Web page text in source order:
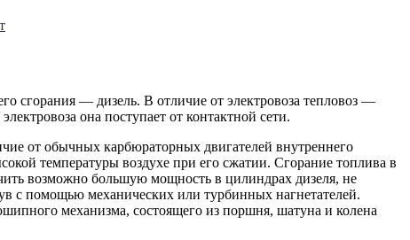
сгорания — дизель. В отличие от электровоза тепловоз —
она поступает от контактной сети.
от обычных карбюраторных двигателей внутреннего
температуры воздухе при его сжатии. Сгорание топлива в
возможно большую мощность в цилиндрах дизеля, не
с помощью механических или турбинных нагнетателей.
механизма, состоящего из поршня, шатуна и колена